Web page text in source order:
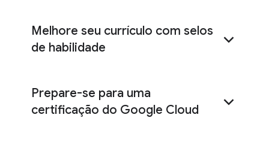
Melhore seu currículo com selos
de habilidade
Prepare-se para uma
certificação do Google Cloud